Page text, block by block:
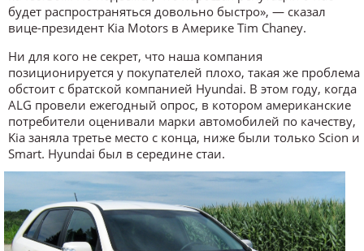
будет распространяться довольно быстро», — сказал
вице-президент Kia Motors в Америке Tim Chaney.
Ни для кого не секрет, что наша компания
позиционируется у покупателей плохо, такая же проблема
обстоит c братской компанией Hyundai. В этом году, когда
ALG провели ежегодный опрос, в котором американские
потребители оценивали марки автомобилей по качеству,
Kia заняла третье место с конца, ниже были только Scion и
Smart. Hyundai был в середине стаи.